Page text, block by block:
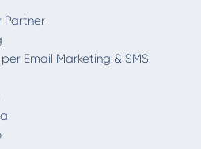
Partner
Email Marketing & SMS